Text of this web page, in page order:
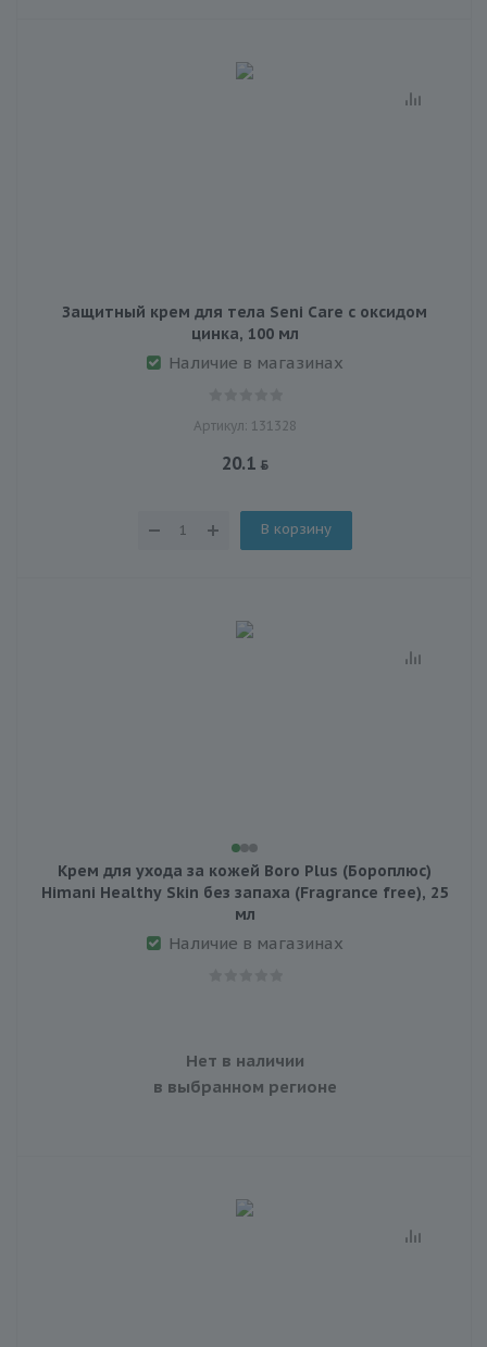
Защитный крем для тела Seni Care с оксидом
цинка, 100 мл
Наличие в магазинах
Артикул: 131328
20.1
В корзину
Крем для ухода за кожей Boro Plus (Бороплюс)
Himani Healthy Skin без запаха (Fragrance free), 25
мл
Наличие в магазинах
Нет в наличии
в выбранном регионе